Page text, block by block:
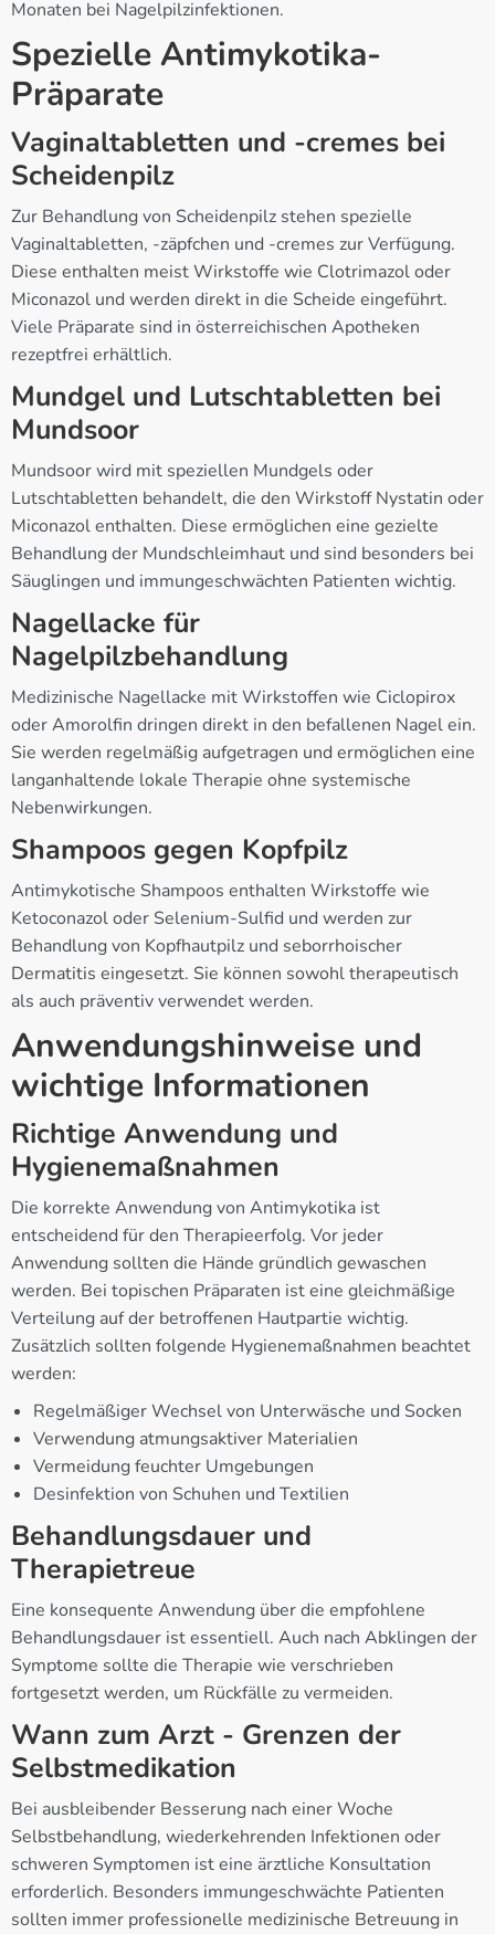
Monaten bei Nagelpilzinfektionen.
Spezielle Antimykotika-
Präparate
Vaginaltabletten und -cremes bei
Scheidenpilz
Zur Behandlung von Scheidenpilz stehen spezielle
Vaginaltabletten, -zäpfchen und -cremes zur Verfügung.
Diese enthalten meist Wirkstoffe wie Clotrimazol oder
Miconazol und werden direkt in die Scheide eingeführt.
Viele Präparate sind in österreichischen Apotheken
rezeptfrei erhältlich.
Mundgel und Lutschtabletten bei
Mundsoor
Mundsoor wird mit speziellen Mundgels oder
Lutschtabletten behandelt, die den Wirkstoff Nystatin oder
Miconazol enthalten. Diese ermöglichen eine gezielte
Behandlung der Mundschleimhaut und sind besonders bei
Säuglingen und immungeschwächten Patienten wichtig.
Nagellacke für
Nagelpilzbehandlung
Medizinische Nagellacke mit Wirkstoffen wie Ciclopirox
oder Amorolfin dringen direkt in den befallenen Nagel ein.
Sie werden regelmäßig aufgetragen und ermöglichen eine
langanhaltende lokale Therapie ohne systemische
Nebenwirkungen.
Shampoos gegen Kopfpilz
Antimykotische Shampoos enthalten Wirkstoffe wie
Ketoconazol oder Selenium-Sulfid und werden zur
Behandlung von Kopfhautpilz und seborrhoischer
Dermatitis eingesetzt. Sie können sowohl therapeutisch
als auch präventiv verwendet werden.
Anwendungshinweise und
wichtige Informationen
Richtige Anwendung und
Hygienemaßnahmen
Die korrekte Anwendung von Antimykotika ist
entscheidend für den Therapieerfolg. Vor jeder
Anwendung sollten die Hände gründlich gewaschen
werden. Bei topischen Präparaten ist eine gleichmäßige
Verteilung auf der betroffenen Hautpartie wichtig.
Zusätzlich sollten folgende Hygienemaßnahmen beachtet
werden:
Regelmäßiger Wechsel von Unterwäsche und Socken
Verwendung atmungsaktiver Materialien
Vermeidung feuchter Umgebungen
Desinfektion von Schuhen und Textilien
Behandlungsdauer und
Therapietreue
Eine konsequente Anwendung über die empfohlene
Behandlungsdauer ist essentiell. Auch nach Abklingen der
Symptome sollte die Therapie wie verschrieben
fortgesetzt werden, um Rückfälle zu vermeiden.
Wann zum Arzt - Grenzen der
Selbstmedikation
Bei ausbleibender Besserung nach einer Woche
Selbstbehandlung, wiederkehrenden Infektionen oder
schweren Symptomen ist eine ärztliche Konsultation
erforderlich. Besonders immungeschwächte Patienten
sollten immer professionelle medizinische Betreuung in